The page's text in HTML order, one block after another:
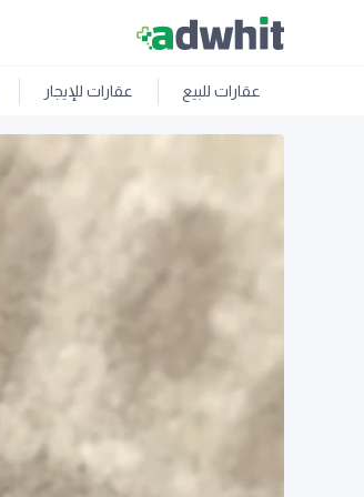
عقارات للبيع عقارات للإيجار